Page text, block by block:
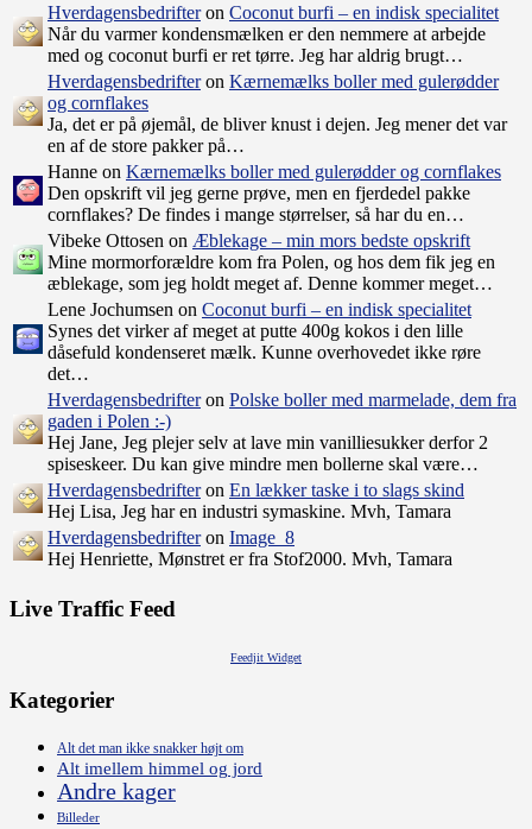
Hverdagensbedrifteron Coconut burfi – en indisk specialitet
Når du varmer kondensmælken er den nemmere at arbejde
med og coconut burfi er ret tørre. Jeg har aldrig brugt…
Hverdagensbedrifteron Kærnemælks boller med gulerødder
og cornflakes
Ja, det er på øjemål, de bliver knust i dejen. Jeg mener det var
en af de store pakker på…
Hanne on Kærnemælks boller med gulerødder og cornflakes
Den opskrift vil jeg gerne prøve, men en fjerdedel pakke
cornflakes? De findes i mange størrelser, så har du en…
Vibeke Ottosen on Æblekage – min mors bedste opskrift
Mine mormorforældre kom fra Polen, og hos dem fik jeg en
æblekage, som jeg holdt meget af. Denne kommer meget…
Lene Jochumsen on Coconut burfi – en indisk specialitet
Synes det virker af meget at putte 400g kokos i den lille
dåsefuld kondenseret mælk. Kunne overhovedet ikke røre
det…
Hverdagensbedrifteron Polske boller med marmelade, dem fra
gaden i Polen :-)
Hej Jane, Jeg plejer selv at lave min vanilliesukker derfor 2
spiseskeer. Du kan give mindre men bollerne skal være…
Hverdagensbedrifteron En lækker taske i to slags skind
Hej Lisa, Jeg har en industri symaskine. Mvh, Tamara
Hverdagensbedrifteron Image_8
Hej Henriette, Mønstret er fra Stof2000. Mvh, Tamara
Live Traffic Feed
Feedjit Widget
Kategorier
Alt det man ikke snakker højt om
Alt imellem himmel og jord
Andre kager
Billeder